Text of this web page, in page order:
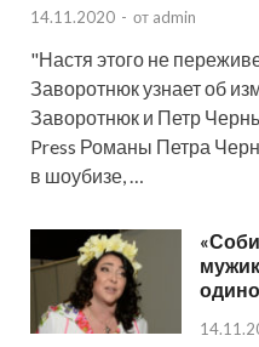
14.11.2020 - от admin
"Настя этого не
Заворотнюк узнает об
Заворотнюк и Петр
Press Романы Петра
в шоубизе, …